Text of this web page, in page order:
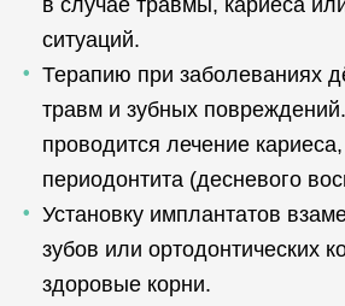
в случае травмы, кариеса
ситуаций.
Терапию при заболеваниях
травм и зубных
проводится лечение
периодонтита (десневого
Установку имплантатов
зубов или ортодонтических
здоровые корни.